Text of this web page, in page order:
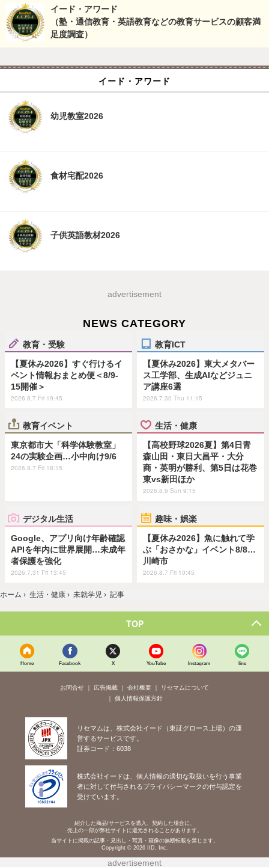
イード・アワード
（塾・通信教育・英語教育などの教育サービスの顧客満
足度調査）
イード・アワード
幼児教室2026
食材宅配2026
子供英語教材2026
advertisement
NEWS CATEGORY
教育・受験
【夏休み2026】すぐ行けるイ
ベント情報おまとめ便＜8/9-
15開催＞
2026.8.7 Fri 19:45
教育ICT
【夏休み2026】東大メタバー
ス工学部、生成AIなどジュニ
ア講座6選
2026.7.30 Thu 11:15
教育イベント
東京都市大「科学体験教室」
24の実験企画…小中向け9/6
2026.8.7 Fri 18:15
生活・健康
【高校野球2026夏】第4日青
森山田・東日大昌平・大分
商・英明が勝利、第5日は花巻
東vs新田ほか
2026.8.9 Sun 9:15
デジタル生活
Google、アプリ向け年齢確認
APIを年内に世界展開…未成年
者保護を強化
2026.7.31 Fri 13:45
趣味・娯楽
【夏休み2026】魚に触れて学
ぶ「おさかな」イベント8/8…
川崎市
2026.8.7 Fri 10:45
ホーム › 生活・健康 › 未就学児 › 記事
TOP
Home Facebook X YouTube Instagram line
お問合せ 広告掲載 会社概要
リセマムについて
個人情報保護方針
リセマムは、株式会社イード（東証グロース上場）の運
営するサービスです。
証券コード：6038
株式会社イードは、個人情報の適切な取扱いを行う事業
者に対して付与されるプライバシーマークの付与認定を
受けています。
紹介した商品/サービスを購入、契約した場合に、
売上の一部が弊社サイトに還元されることがあります。
当サイトに掲載の記事・見出し・写真・画像の無断転載を禁じます。
Copyright © 2026 IID, Inc.
advertisement